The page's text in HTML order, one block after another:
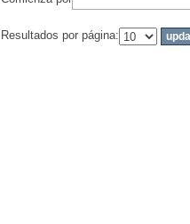
Resultados por página: